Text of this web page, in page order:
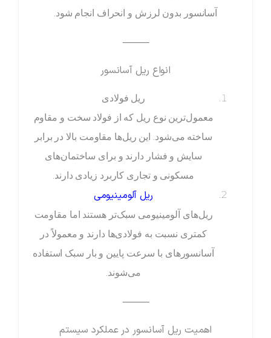
آسانسور بدون لرزش و انحراف انجام شود.
⸻
انواع ریل آسانسور
ریل فولادی
معمول‌ترین نوع ریل که از فولاد سخت و مقاوم
ساخته می‌شود. این ریل‌ها مقاومت بالا در برابر
سایش و فشار دارند و برای ساختمان‌های
مسکونی و تجاری کاربرد زیادی دارند.
ریل آلومینیومی
ریل‌های آلومینیومی سبک‌تر هستند اما مقاومت
کمتری نسبت به فولادی‌ها دارند و معمولاً در
آسانسورهای با سرعت پایین و بار سبک استفاده
می‌شوند.
⸻
اهمیت ریل آسانسور در عملکرد سیستم